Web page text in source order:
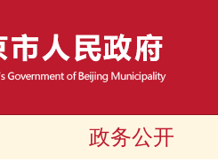
政务公开